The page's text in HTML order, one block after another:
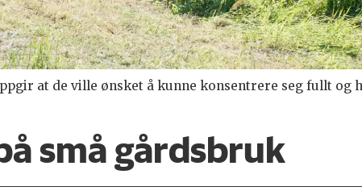
at de ville ønsket å kunne konsentrere seg fullt og
små gårdsbruk